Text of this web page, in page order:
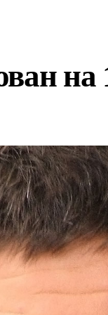
на